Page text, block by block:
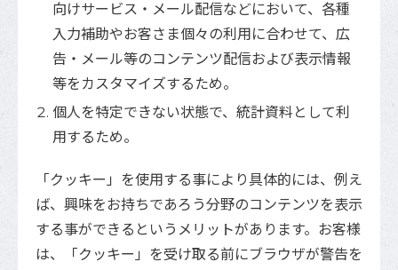
向けサービス・メール配信などにおいて、各種
入力補助やお客さま個々の利用に合わせて、広
告・メール等のコンテンツ配信および表示情報
等をカスタマイズするため。
個人を特定できない状態で、統計資料として利
用するため。
「クッキー」を使用する事により具体的には、例え
ば、興味をお持ちであろう分野のコンテンツを表示
する事ができるというメリットがあります。お客様
は、「クッキー」を受け取る前にブラウザが警告を